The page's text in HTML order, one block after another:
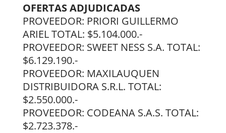
OFERTAS ADJUDICADAS
PROVEEDOR: PRIORI GUILLERMO
ARIEL TOTAL: $5.104.000.-
PROVEEDOR: SWEET NESS S.A. TOTAL:
$6.129.190.-
PROVEEDOR: MAXILAUQUEN
DISTRIBUIDORA S.R.L. TOTAL:
$2.550.000.-
PROVEEDOR: CODEANA S.A.S. TOTAL:
$2.723.378.-